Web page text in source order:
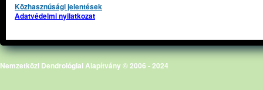
Közhasznúsági jelentések
Adatvédelmi nyilatkozat
Nemzetközi Dendrológiai Alapítvány © 2006 - 2024